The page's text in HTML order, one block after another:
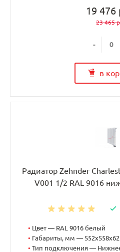
19 476
23 465
-
в
Радиатор Zehnder
V001 1/2 RAL 9016
• Цвет — RAL 9016 белый
• Габариты, мм — 552x558x62
• Тип подключения —